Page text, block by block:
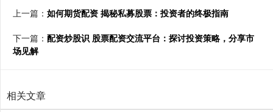
上一篇： 如何期货配资 揭秘私募股票：投资者的终极指南
下一篇： 配资炒股识 股票配资交流平台：探讨投资策略，分享市
场见解
相关文章